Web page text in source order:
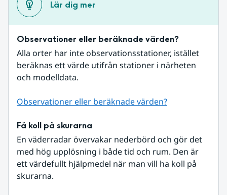
Lär dig mer
Observationer eller beräknade värden?
Alla orter har inte observationsstationer, istället
beräknas ett värde utifrån stationer i närheten
och modelldata.
Observationer eller beräknade värden?
Få koll på skurarna
En väderradar övervakar nederbörd och gör det
med hög upplösning i både tid och rum. Den är
ett värdefullt hjälpmedel när man vill ha koll på
skurarna.